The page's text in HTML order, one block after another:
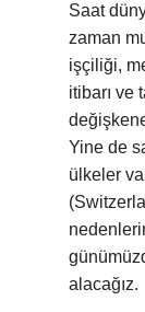
Saat
zaman
işçiliği,
itibarı ve
Yine de
ülkeler
alacağız.